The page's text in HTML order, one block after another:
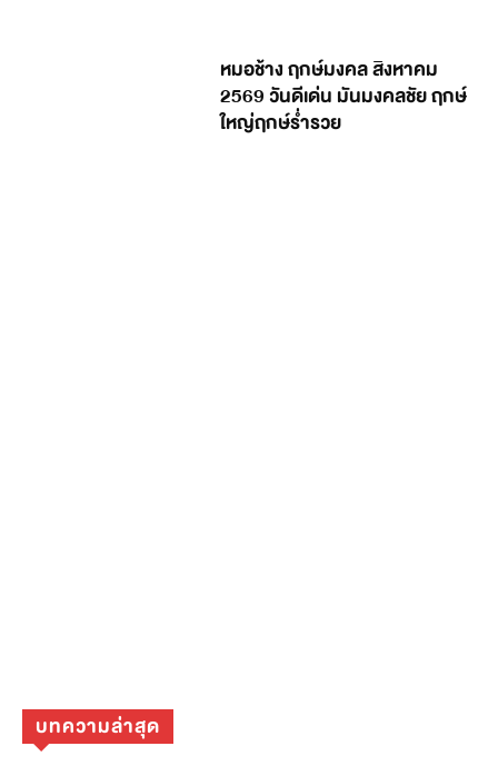
หมอช้าง ฤกษ์มงคล สิงหาคม
2569 วันดีเด่น มันมงคลชัย ฤกษ์
ใหญ่ฤกษ์ร่ำรวย
บทความล่าสุด